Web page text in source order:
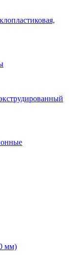
мм)